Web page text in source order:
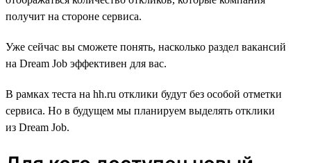
получит на стороне сервиса.
Уже сейчас вы сможете понять, насколько раздел вакансий
на Dream Job эффективен для вас.
В рамках теста на hh.ru отклики будут без особой отметки
сервиса. Но в будущем мы планируем выделять отклики
из Dream Job.